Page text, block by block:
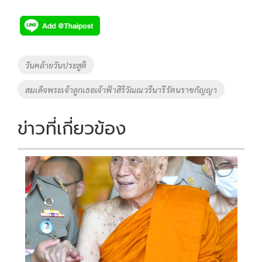
e
b
o
o
k
tt
er
p
y
Li
k
Tags
วันคล้ายวันประสูติ
สมเด็จพระเจ้าลูกเธอเจ้าฟ้าสิริวัณณวรีนารีรัตนราชกัญญา
ข่าวที่เกี่ยวข้อง